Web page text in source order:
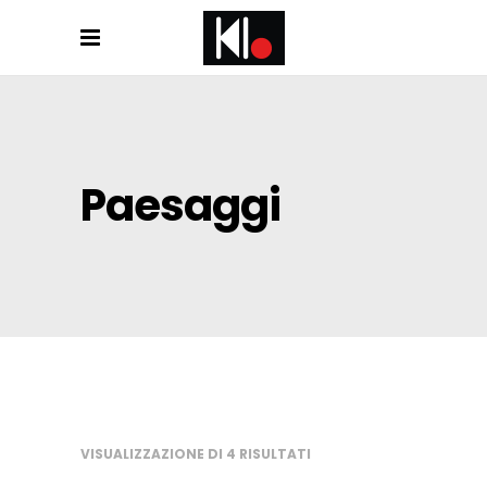
Paesaggi
VISUALIZZAZIONE DI 4 RISULTATI